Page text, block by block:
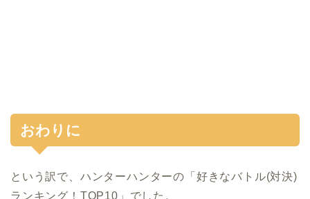
おわりに
という訳で、ハンターハンターの「好きなバトル(対決)
ランキング！TOP10」でした。